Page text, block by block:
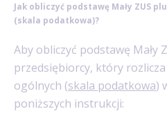
Jak obliczyć podstawę Mały ZUS
(skala podatkowa)?
Aby obliczyć podstawę Mały
przedsiębiorcy, który
ogólnych (skala podatkowa)
poniższych instrukcji: